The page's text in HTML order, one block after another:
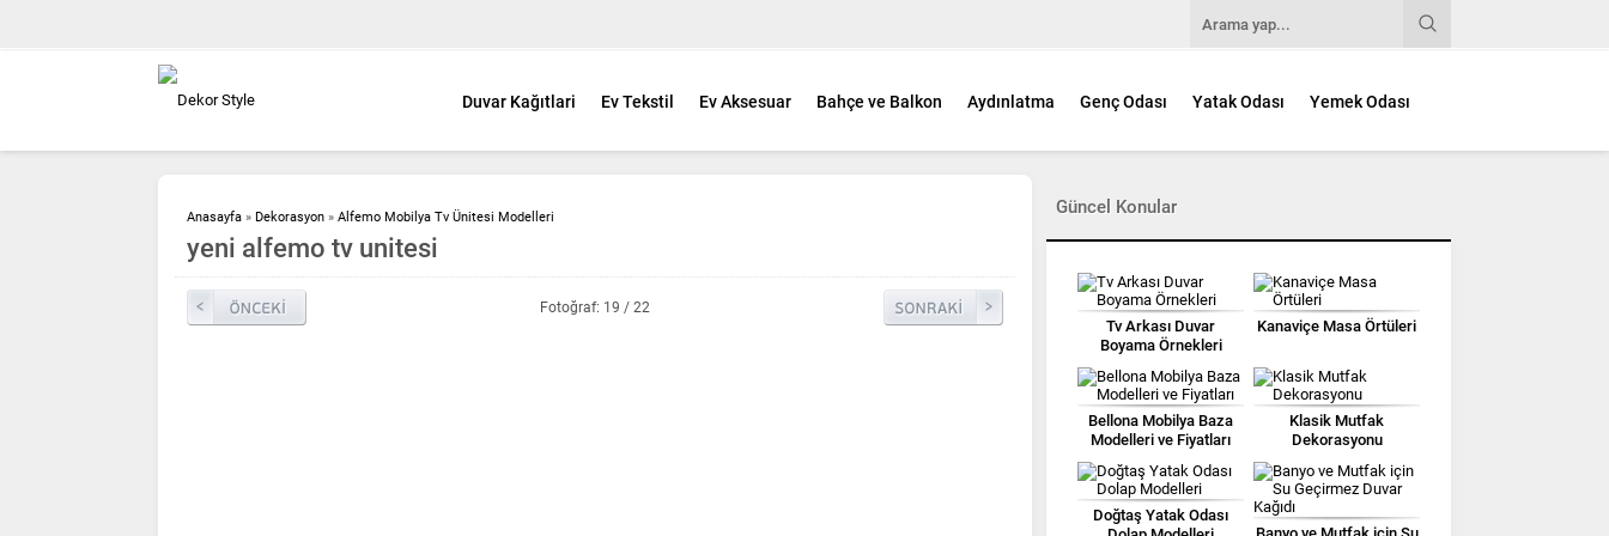
Duvar Kağıtlari Ev Tekstil Ev Aksesuar Bahçe ve Balkon Aydınlatma Genç Odası Yatak Odası Yemek Odası
Anasayfa » Dekorasyon » Alfemo Mobilya Tv Ünitesi Modelleri
yeni alfemo tv unitesi
Fotoğraf: 19 / 22
Güncel Konular
Tv Arkası Duvar
Boyama Örnekleri
Kanaviçe Masa Örtüleri
Bellona Mobilya Baza
Modelleri ve Fiyatları
Klasik Mutfak
Dekorasyonu
Doğtaş Yatak Odası